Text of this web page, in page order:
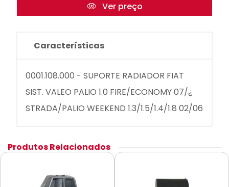
Ver preço
Características
0001.108.000 - SUPORTE RADIADOR FIAT
SIST. VALEO PALIO 1.0 FIRE/ECONOMY 07/¿
STRADA/PALIO WEEKEND 1.3/1.5/1.4/1.8 02/06
Produtos Relacionados